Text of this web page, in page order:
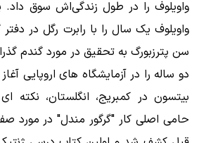
واویلوف را در طول زندگی‌اش سوق داد.
واویلوف یک سال را با رابرت رگل در
سن پترزبورگ به تحقیق در مورد گندم
دو ساله را در آزمایشگاه های اروپایی
بیتسون در کمبریج، انگلستان، نکته